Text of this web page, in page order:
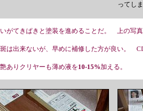
ってし
がてきぱきと塗装を進めることだ。 上の写
は出来ないが、早めに補修した方が良い。
りクリヤーも薄め液を10-15%加える。